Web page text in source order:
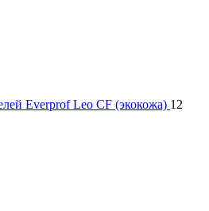
Everprof Leo CF (экокожа) 12